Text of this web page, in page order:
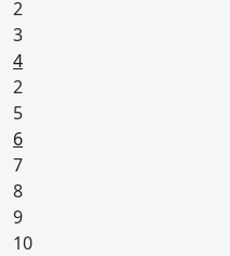
2
3
4Pyhäpäivä
2
5
6Arkivapaapäivä (kaikilla
7
8
9
10